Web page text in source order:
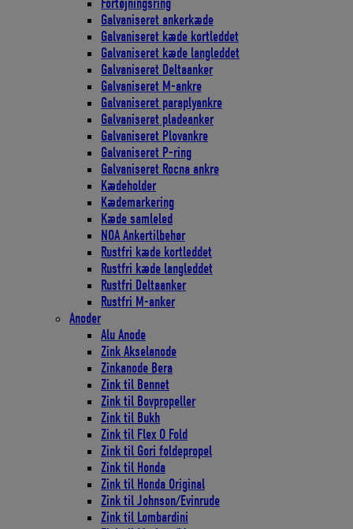
Fortøjningsring
Galvaniseret ankerkæde
Galvaniseret kæde kortleddet
Galvaniseret kæde langleddet
Galvaniseret Deltaanker
Galvaniseret M-ankre
Galvaniseret paraplyankre
Galvaniseret pladeanker
Galvaniseret Plovankre
Galvaniseret P-ring
Galvaniseret Rocna ankre
Kædeholder
Kædemarkering
Kæde samleled
NOA Ankertilbehør
Rustfri kæde kortleddet
Rustfri kæde langleddet
Rustfri Deltaanker
Rustfri M-anker
Anoder
Alu Anode
Zink Akselanode
Zinkanode Bera
Zink til Bennet
Zink til Bovpropeller
Zink til Bukh
Zink til Flex O Fold
Zink til Gori foldepropel
Zink til Honda
Zink til Honda Original
Zink til Johnson/Evinrude
Zink til Lombardini